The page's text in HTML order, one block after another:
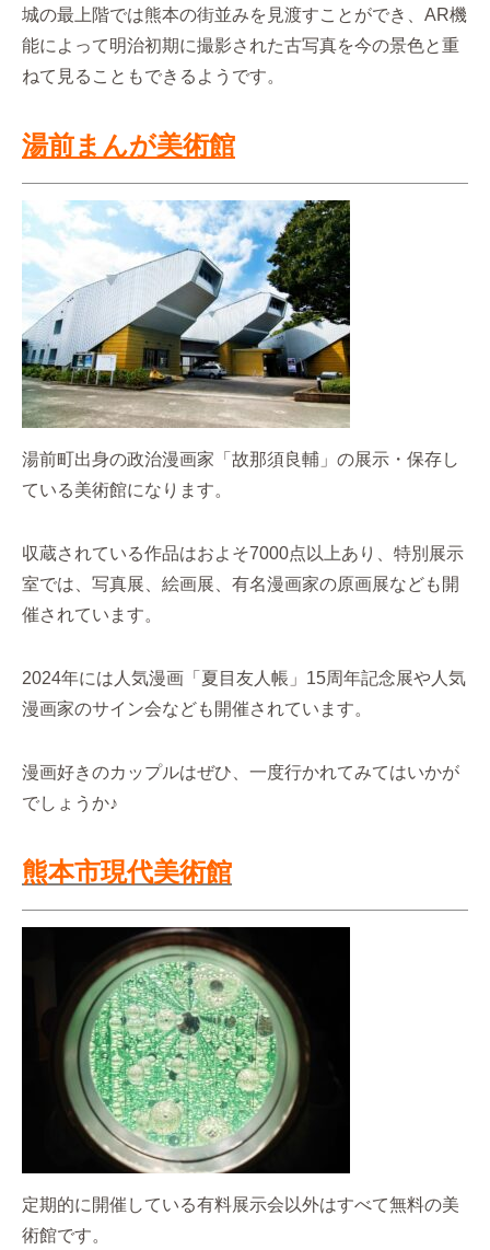
城の最上階では熊本の街並みを見渡すことができ、AR機
能によって明治初期に撮影された古写真を今の景色と重
ねて見ることもできるようです。
湯前まんが美術館
湯前町出身の政治漫画家「故那須良輔」の展示・保存し
ている美術館になります。
収蔵されている作品はおよそ7000点以上あり、特別展示
室では、写真展、絵画展、有名漫画家の原画展なども開
催されています。
2024年には人気漫画「夏目友人帳」15周年記念展や人気
漫画家のサイン会なども開催されています。
漫画好きのカップルはぜひ、一度行かれてみてはいかが
でしょうか♪
熊本市現代美術館
定期的に開催している有料展示会以外はすべて無料の美
術館です。